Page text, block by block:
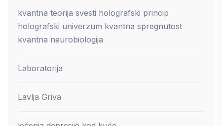
kvantna teorija svesti holografski princip
holografski univerzum kvantna spregnutost
kvantna neurobiologija
Laboratorija
Lavlja Griva